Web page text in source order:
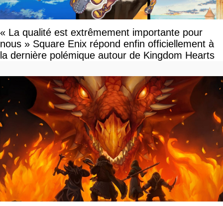
« La qualité est extrêmement importante pour
nous » Square Enix répond enfin officiellement à
la dernière polémique autour de Kingdom Hearts